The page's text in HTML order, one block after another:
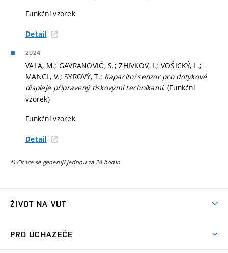
Funkční vzorek
Detail
2024
VALA, M.; GAVRANOVIĆ, S.; ZHIVKOV, I.; VOŠICKÝ, L.;
MANCL, V.; SYROVÝ, T.: Kapacitní senzor pro dotykové
displeje připravený tiskovými technikami. (Funkční
vzorek)
Funkční vzorek
Detail
*) Citace se generují jednou za 24 hodin.
ŽIVOT NA VUT
PRO UCHAZEČE